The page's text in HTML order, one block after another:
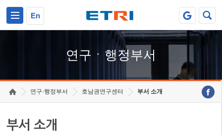
En
연구ㆍ행정부서
연구·행정부서 호남권연구센터 부서 소개
부서 소개